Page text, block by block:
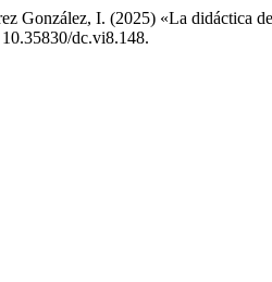
González, I. (2025) «La didáctica
dc.vi8.148.